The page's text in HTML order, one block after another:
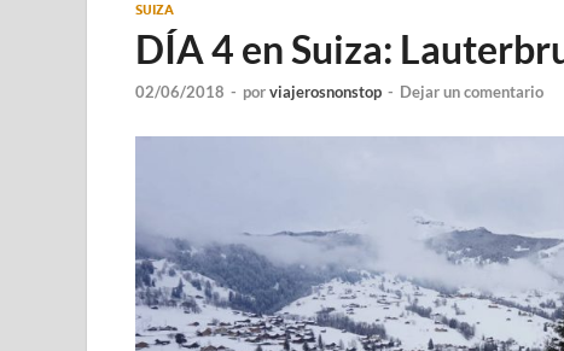
SUIZA
DÍA 4 en Suiza:
02/06/2018 - porviajerosnonstop - Dejar un comentario